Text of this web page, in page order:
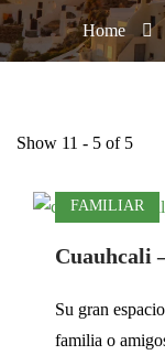
Home
Show 11 - 5 of 5
Cuauhcali
FAMILIAR
Su gran
familia o